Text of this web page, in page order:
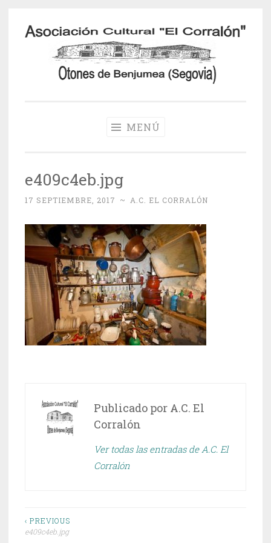
Saltar
contenido
MENÚ
e409c4eb.jpg
17 SEPTIEMBRE, 2017 ~ A.C. EL CORRALÓN
Publicado por A.C. El
Corralón
Ver todas las entradas de A.C. El
Corralón
Navegación
‹ PREVIOUS
e409c4eb.jpg